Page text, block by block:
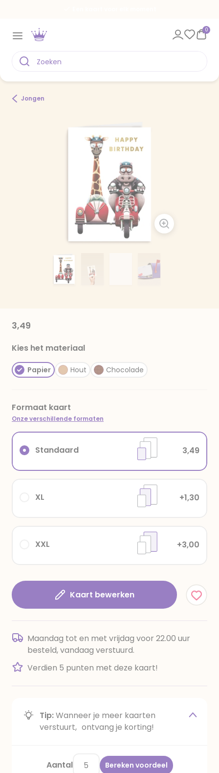
0
Jongen
3,49
Kies het materiaal
Papier Hout Chocolade
Formaat kaart
Onze verschillende formaten
XXL +3,00
XL +1,30
Standaard 3,49
Kaart bewerken
Maandag tot en met vrijdag voor 22.00 uur
besteld, vandaag verstuurd.
Verdien 5 punten met deze kaart!
Tip:Wanneer je meer kaarten
verstuurt, ontvang je korting!
Aantal Bereken voordeel